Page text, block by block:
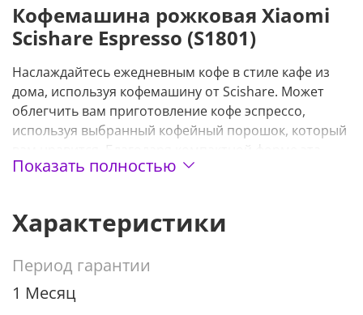
Кофемашина рожковая Xiaomi
Scishare Espresso (S1801)
Наслаждайтесь ежедневным кофе в стиле кафе из
дома, используя кофемашину от Scishare. Может
облегчить вам приготовление кофе эспрессо,
используя выбранный кофейный порошок, который
вам нравится. Благодаря компактной форме эта
кофемашина от Scishare выглядит более элегантно и
Технологии "Порошок без давления"
чашечкой кофе. Вам не нужно прессовать кофейную
гущу в процессе, потому что он принял новейшие
Показать полностью
Характеристики
Период гарантии
1 Месяц